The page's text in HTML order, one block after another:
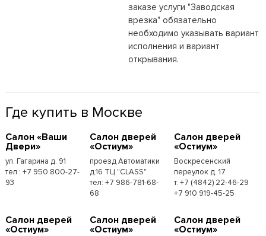
заказе услуги "Заводская
врезка" обязательно
необходимо указывать вариант
исполнения и вариант
открывания.
Где купить в Москве
Cалон «Ваши
Двери»
ул. Гагарина д. 91
тел.: +7 950 800-27-
93
Cалон дверей
«Остиум»
проезд Автоматики
д.16 ТЦ "CLASS"
тел: +7 986-781-68-
68
Cалон дверей
«Остиум»
Воскресенский
переулок д. 17
т. +7 (4842) 22-46-29
+7 910 919-45-25
Cалон дверей
«Остиум»
Cалон дверей
«Остиум»
Cалон дверей
«Остиум»